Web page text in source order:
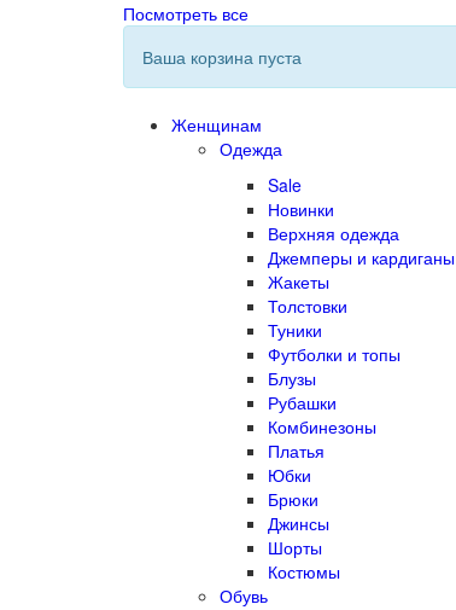
Посмотреть все
Ваша корзина пуста
Женщинам
Одежда
Sale
Новинки
Верхняя одежда
Джемперы и кардиганы
Жакеты
Толстовки
Туники
Футболки и топы
Блузы
Рубашки
Комбинезоны
Платья
Юбки
Брюки
Джинсы
Шорты
Костюмы
Обувь